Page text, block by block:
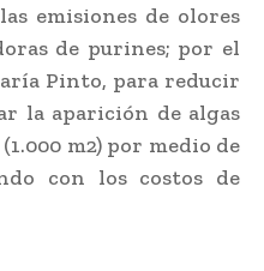
emisiones de olores
de purines; por el
Pinto, para reducir
la aparición de algas
m2) por medio de
con los costos de